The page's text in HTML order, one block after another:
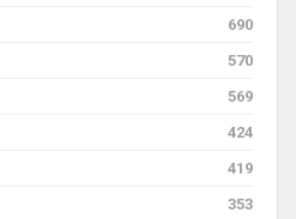
690
570
569
424
419
353